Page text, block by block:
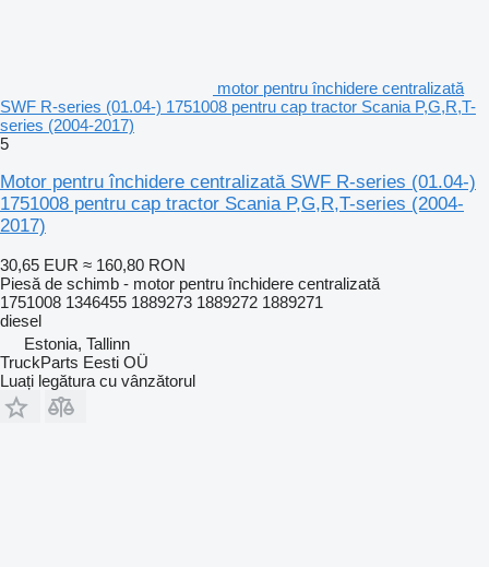
motor pentru închidere centralizată
SWF R-series (01.04-) 1751008 pentru cap tractor Scania P,G,R,T-
series (2004-2017)
5
Motor pentru închidere centralizată SWF R-series (01.04-)
1751008 pentru cap tractor Scania P,G,R,T-series (2004-
2017)
30,65 EUR ≈ 160,80 RON
Piesă de schimb - motor pentru închidere centralizată
1751008 1346455 1889273 1889272 1889271
diesel
Estonia, Tallinn
TruckParts Eesti OÜ
Luați legătura cu vânzătorul